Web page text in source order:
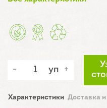
уп
Характеристики Доставка